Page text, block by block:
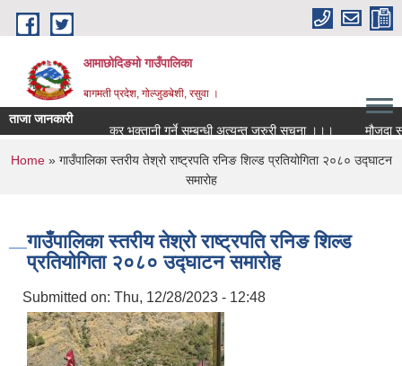
Skip to main content
आमाछोदिङमो गाउँपालिका
बागमती प्रदेश, गोल्जुङबेशी, रसुवा ।
ताजा जानकारी
कर भुक्तानी गर्ने सम्बन्धी अत्यन्त जरुरी सूचना ।।।
मौजुदा
You are here
Home» गाउँपालिका स्तरीय तेश्रो राष्ट्रपति रनिङ शिल्ड प्रतियोगिता २०८० उद्घाटन
समारोह
गाउँपालिका स्तरीय तेश्रो राष्ट्रपति रनिङ शिल्ड
प्रतियोगिता २०८० उद्घाटन समारोह
Submitted on: Thu, 12/28/2023 - 12:48